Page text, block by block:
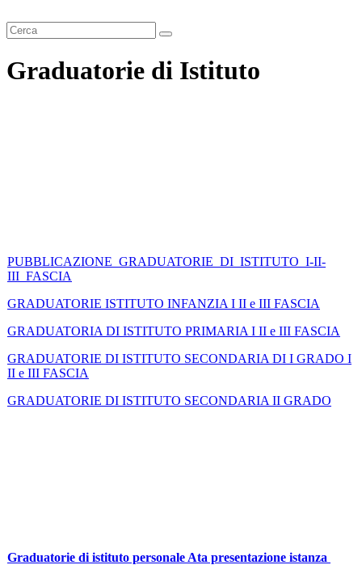
Graduatorie di Istituto
PUBBLICAZIONE_GRADUATORIE_DI_ISTITUTO_I-II-
III_FASCIA
GRADUATORIE ISTITUTO INFANZIA I II e III FASCIA
GRADUATORIA DI ISTITUTO PRIMARIA I II e III FASCIA
GRADUATORIE DI ISTITUTO SECONDARIA DI I GRADO I
II e III FASCIA
GRADUATORIE DI ISTITUTO SECONDARIA II GRADO
Graduatorie di istituto personale Ata presentazione istanza